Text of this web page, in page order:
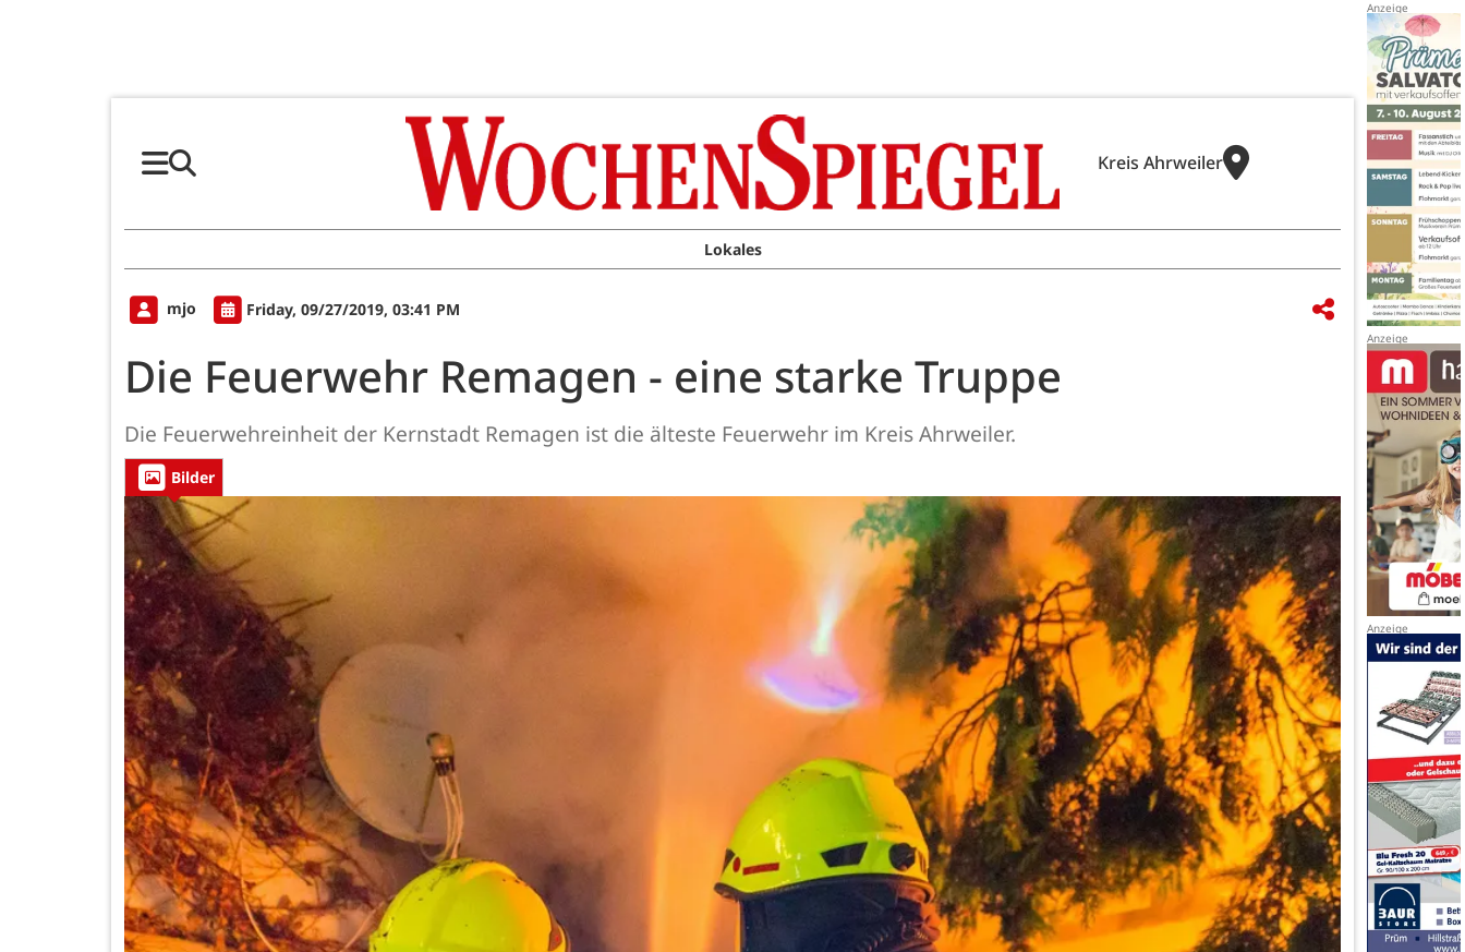
Kreis Ahrweiler
Lokales
mjo Friday, 09/27/2019, 03:41 PM
Die Feuerwehr Remagen - eine starke Truppe
Die Feuerwehreinheit der Kernstadt Remagen ist die älteste Feuerwehr im Kreis Ahrweiler.
Bilder